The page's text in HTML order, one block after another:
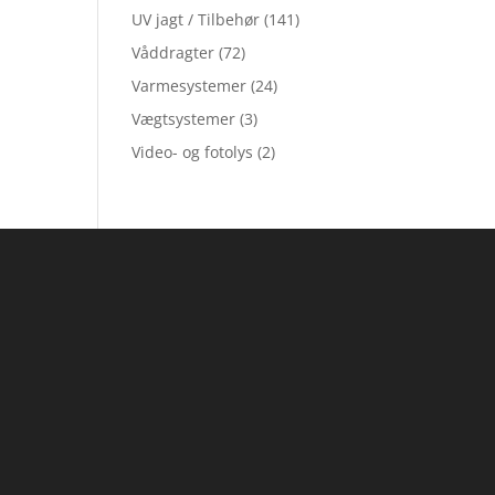
UV jagt / Tilbehør (141)
Våddragter (72)
Varmesystemer (24)
Vægtsystemer (3)
Video- og fotolys (2)